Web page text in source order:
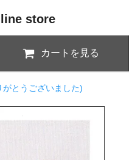
store
カートを見る
とうございました)